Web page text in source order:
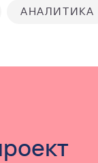
АНАЛИТИКА